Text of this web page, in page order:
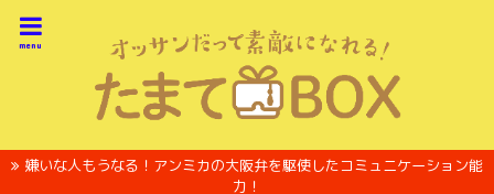
menu
嫌いな人もうなる！アンミカの大阪弁を駆使したコミュニケーション能
力！